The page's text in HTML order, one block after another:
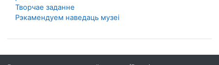
Творчае заданне
Рэкамендуем наведаць музеі